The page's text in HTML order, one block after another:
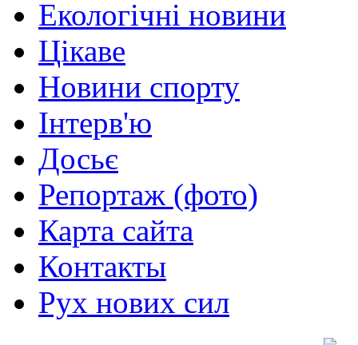
Екологічні новини
Цікаве
Новини спорту
Інтерв'ю
Досьє
Репортаж (фото)
Карта сайта
Контакты
Рух нових сил